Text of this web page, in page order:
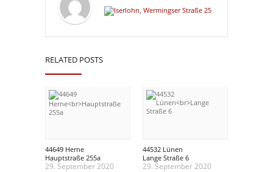
RELATED POSTS
44649 Herne
Hauptstraße 255a
29. September 2020
44532 Lünen
Lange Straße 6
29. September 2020